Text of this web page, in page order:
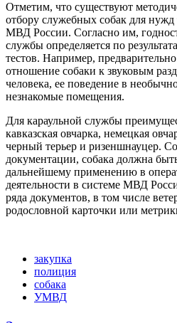
Отметим, что существуют
отбору служебных собак для
МВД России. Согласно им,
службы определяется по
тестов. Например,
отношение собаки к звуковым
человека, ее поведение в
незнакомые помещения.
Для караульной службы
кавказская овчарка, немецкая
черный терьер и ризеншнауцер.
документации, собака должна
дальнейшему применению в
деятельности в системе МВД
ряда документов, в том числе
родословной карточки или
закупка
полиция
собака
УМВД